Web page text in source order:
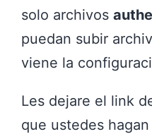
solo archivos
puedan subir
viene la
Les dejare el link
que ustedes